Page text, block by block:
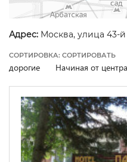
Адрес: Москва, улица 43-
СОРТИРОВКА: СОРТИРОВАТЬ
дорогие
Начиная от